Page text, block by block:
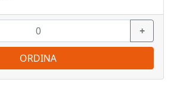
+
ORDINA